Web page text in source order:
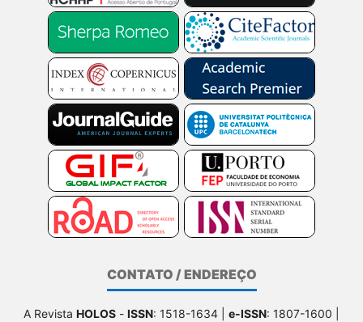
CONTATO / ENDEREÇO
A Revista HOLOS - ISSN: 1518-1634 | e-ISSN: 1807-1600 |